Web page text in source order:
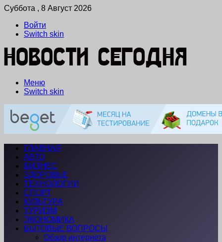
Суббота , 8 Август 2026
Войти
Switch skin
Меню
Switch skin
ГЛАВНАЯ
АВТО
БИЗНЕС
ЗДОРОВЬЕ
ТЕХНОЛОГИИ
СПОРТ
КУЛЬТУРА
ТУРИЗМ
ЭКОНОМИКА
БЫТОВЫЕ ВОПРОСЫ
Обзор интернета